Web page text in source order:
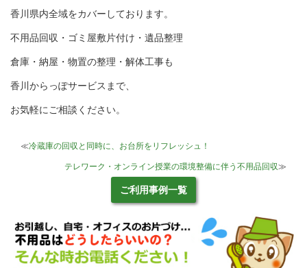
香川県内全域をカバーしております。
不用品回収・ゴミ屋敷片付け・遺品整理
倉庫・納屋・物置の整理・解体工事も
香川からっぽサービスまで、
お気軽にご相談ください。
≪冷蔵庫の回収と同時に、お台所をリフレッシュ！
テレワーク・オンライン授業の環境整備に伴う不用品回収≫
ご利用事例一覧